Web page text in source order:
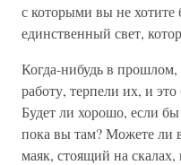
с которыми вы не
единственный свет,
Когда-нибудь в
работу, терпели их, и
Будет ли хорошо, если
пока вы там? Можете ли
маяк, стоящий на